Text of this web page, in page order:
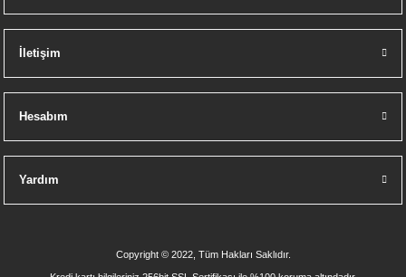
İletişim
Hesabım
Yardım
Copyright © 2022, Tüm Hakları Saklıdır.